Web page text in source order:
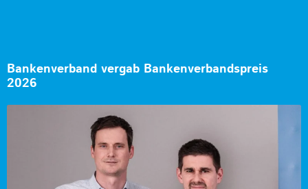
Bankenverband vergab Bankenverbandspreis
2026